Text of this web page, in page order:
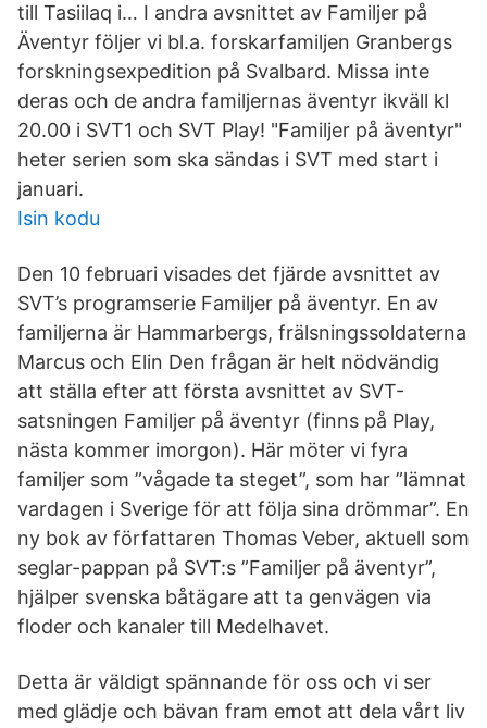
till Tasiilaq i… I andra avsnittet av Familjer på
Äventyr följer vi bl.a. forskarfamiljen Granbergs
forskningsexpedition på Svalbard. Missa inte
deras och de andra familjernas äventyr ikväll kl
20.00 i SVT1 och SVT Play! "Familjer på äventyr"
heter serien som ska sändas i SVT med start i
januari.
Isin kodu
Den 10 februari visades det fjärde avsnittet av
SVT’s programserie Familjer på äventyr. En av
familjerna är Hammarbergs, frälsningssoldaterna
Marcus och Elin Den frågan är helt nödvändig
att ställa efter att första avsnittet av SVT-
satsningen Familjer på äventyr (finns på Play,
nästa kommer imorgon). Här möter vi fyra
familjer som ”vågade ta steget”, som har ”lämnat
vardagen i Sverige för att följa sina drömmar”. En
ny bok av författaren Thomas Veber, aktuell som
seglar-pappan på SVT:s ”Familjer på äventyr”,
hjälper svenska båtägare att ta genvägen via
floder och kanaler till Medelhavet.
Detta är väldigt spännande för oss och vi ser
med glädje och bävan fram emot att dela vårt liv